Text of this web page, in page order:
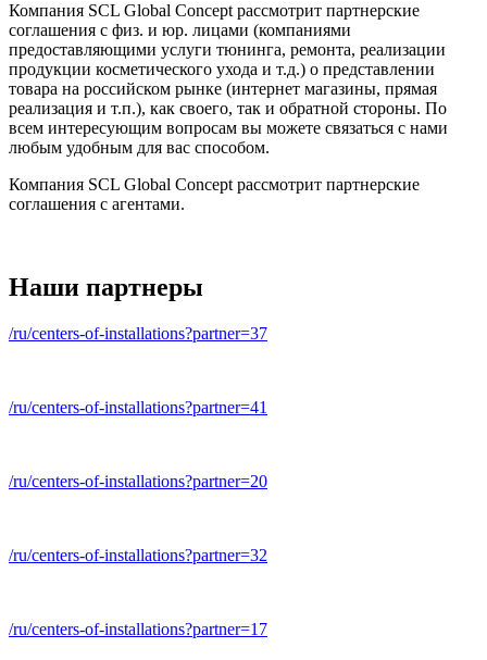
Компания SCL Global Concept рассмотрит партнерские
соглашения с физ. и юр. лицами (компаниями
предоставляющими услуги тюнинга, ремонта, реализации
продукции косметического ухода и т.д.) о представлении
товара на российском рынке (интернет магазины, прямая
реализация и т.п.), как своего, так и обратной стороны. По
всем интересующим вопросам вы можете связаться с нами
любым удобным для вас способом.
Компания SCL Global Concept рассмотрит партнерские
соглашения с агентами.
Наши партнеры
/ru/centers-of-installations?partner=37
/ru/centers-of-installations?partner=41
/ru/centers-of-installations?partner=20
/ru/centers-of-installations?partner=32
/ru/centers-of-installations?partner=17